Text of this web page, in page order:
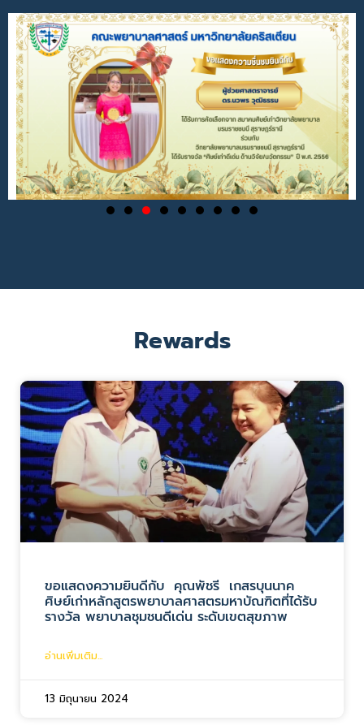
Rewards
ขอแสดงความยินดีกับ คุณพัชรี เกสรบุนนาค
ศิษย์เก่าหลักสูตรพยาบาลศาสตรมหาบัณฑิตที่ได้รับ
รางวัล พยาบาลชุมชนดีเด่น ระดับเขตสุขภาพ
อ่านเพิ่มเติม...
13 มิถุนายน 2024